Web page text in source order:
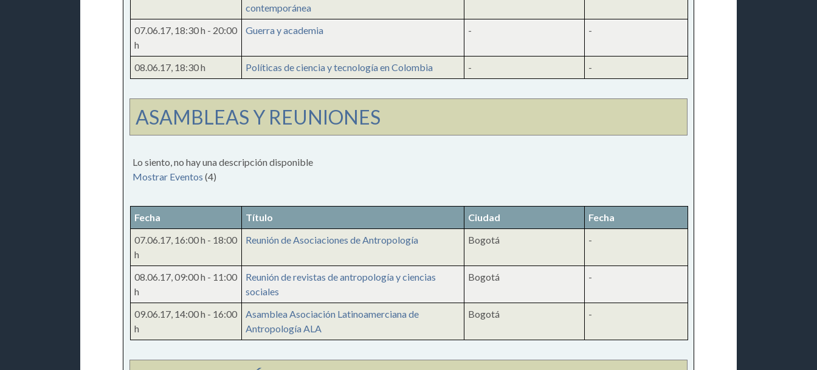
contemporánea
07.06.17, 18:30 h - 20:00
h
Guerra y academia - -
08.06.17, 18:30 h Políticas de ciencia y tecnología en Colombia - -
ASAMBLEAS Y REUNIONES
Lo siento, no hay una descripción disponible
Mostrar Eventos (4)
Fecha Título Ciudad
Fecha
07.06.17, 16:00 h - 18:00
h
Reunión de Asociaciones de Antropología Bogotá -
08.06.17,09:00 h - 11:00
h
Reunión de revistas de antropología y ciencias
sociales
Bogotá -
09.06.17, 14:00 h - 16:00
h
Asamblea Asociación Latinoamerciana de
Antropología ALA
Bogotá -